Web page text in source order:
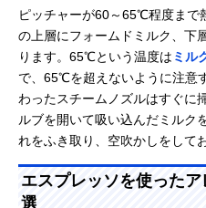
ピッチャーが60～65℃程度まで
の上層にフォームドミルク、下
ります。65℃という温度は ミル
で、65℃を超えないように注意
わったスチームノズルはすぐに
ルブを開いて吸い込んだミルク
れをふき取り、空吹かしをして
エスプレッソを使った
選